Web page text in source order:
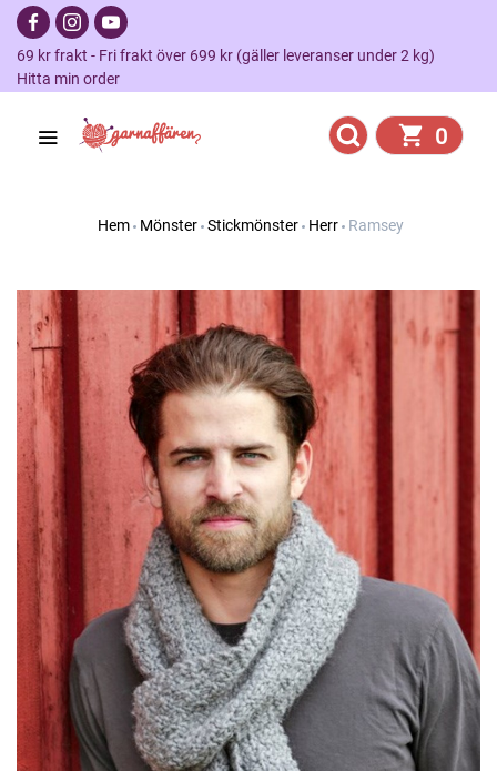
69 kr frakt - Fri frakt över 699 kr (gäller leveranser under 2 kg)
Hitta min order
0
Hem Mönster Stickmönster Herr Ramsey